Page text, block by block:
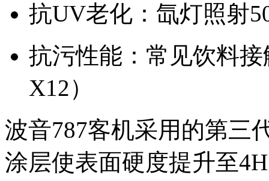
抗UV老化：氙灯照射
抗污性能：常见饮料
X12）
波音787客机采用的第三
涂层使表面硬度提升至